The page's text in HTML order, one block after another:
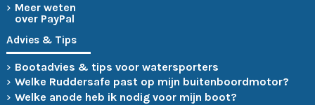
Meer weten
over PayPal
Advies & Tips
Bootadvies & tips voor watersporters
Welke Ruddersafe past op mijn buitenboordmotor?
Welke anode heb ik nodig voor mijn boot?